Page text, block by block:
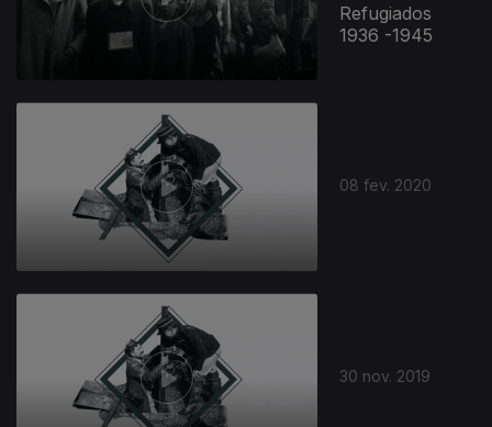
Refugiados
1936 -1945
08 fev. 2020
30 nov. 2019